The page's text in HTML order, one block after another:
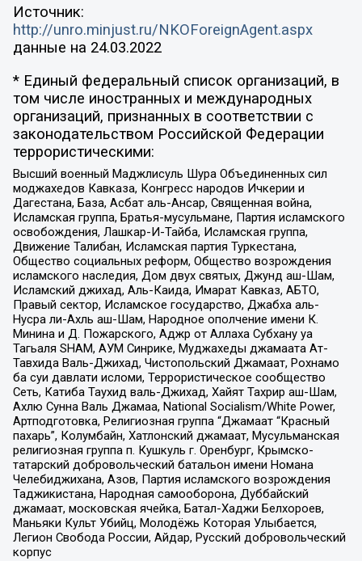
Источник:
http://unro.minjust.ru/NKOForeignAgent.aspx
данные на 24.03.2022
* Единый федеральный список организаций, в
том числе иностранных и международных
организаций, признанных в соответствии с
законодательством Российской Федерации
террористическими:
Высший военный Маджлисуль Шура Объединенных сил
моджахедов Кавказа, Конгресс народов Ичкерии и
Дагестана, База, Асбат аль-Ансар, Священная война,
Исламская группа, Братья-мусульмане, Партия исламского
освобождения, Лашкар-И-Тайба, Исламская группа,
Движение Талибан, Исламская партия Туркестана,
Общество социальных реформ, Общество возрождения
исламского наследия, Дом двух святых, Джунд аш-Шам,
Исламский джихад, Аль-Каида, Имарат Кавказ, АБТО,
Правый сектор, Исламское государство, Джабха аль-
Нусра ли-Ахль аш-Шам, Народное ополчение имени К.
Минина и Д. Пожарского, Аджр от Аллаха Субхану уа
Тагьаля SHAM, АУМ Синрике, Муджахеды джамаата Ат-
Тавхида Валь-Джихад, Чистопольский Джамаат, Рохнамо
ба суи давлати исломи, Террористическое сообщество
Сеть, Катиба Таухид валь-Джихад, Хайят Тахрир аш-Шам,
Ахлю Сунна Валь Джамаа, National Socialism/White Power,
Артподготовка, Религиозная группа “Джамаат “Красный
пахарь”, Колумбайн, Хатлонский джамаат, Мусульманская
религиозная группа п. Кушкуль г. Оренбург, Крымско-
татарский добровольческий батальон имени Номана
Челебиджихана, Азов, Партия исламского возрождения
Таджикистана, Народная самооборона, Дуббайский
джамаат, московская ячейка, Батал-Хаджи Белхороев,
Маньяки Культ Убийц, Молодёжь Которая Улыбается,
Легион Свобода России, Айдар, Русский добровольческий
корпус